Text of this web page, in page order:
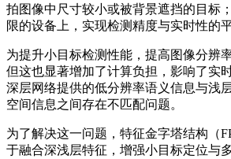
拍图像中尺寸较小或被背景遮挡的目标
限的设备上，实现检测精度与实时性的平
为提升小目标检测性能，提高图像分辨
但这也显著增加了计算负担，影响了实
深层网络提供的低分辨率语义信息与浅
空间信息之间存在不匹配问题。
为了解决这一问题，特征金字塔结构（
于融合深浅层特征，增强小目标定位与